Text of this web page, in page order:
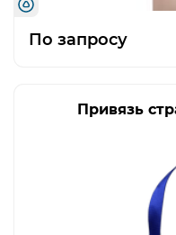
По запросу
Привязь